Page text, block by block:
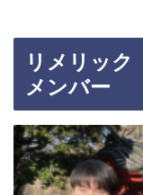
リメリック
メンバー